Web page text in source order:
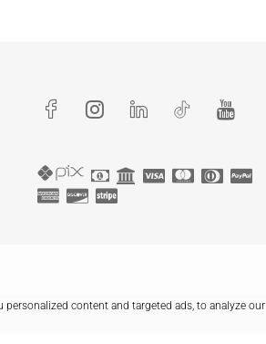
content and targeted ads, to analyze our